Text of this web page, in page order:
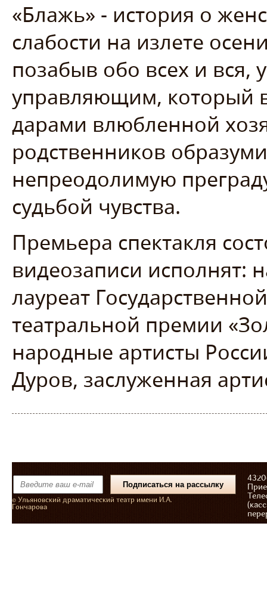
«Блажь» - история о
слабости на излете
позабыв обо всех и вся,
управляющим, который
дарами влюбленной
родственников
непреодолимую
судьбой чувства.
Премьера спектакля
видеозаписи исполнят:
лауреат
театральной премии
народные артисты
Дуров, заслуженная
© Ульяновский драматический театр имени И.А.
Гончарова